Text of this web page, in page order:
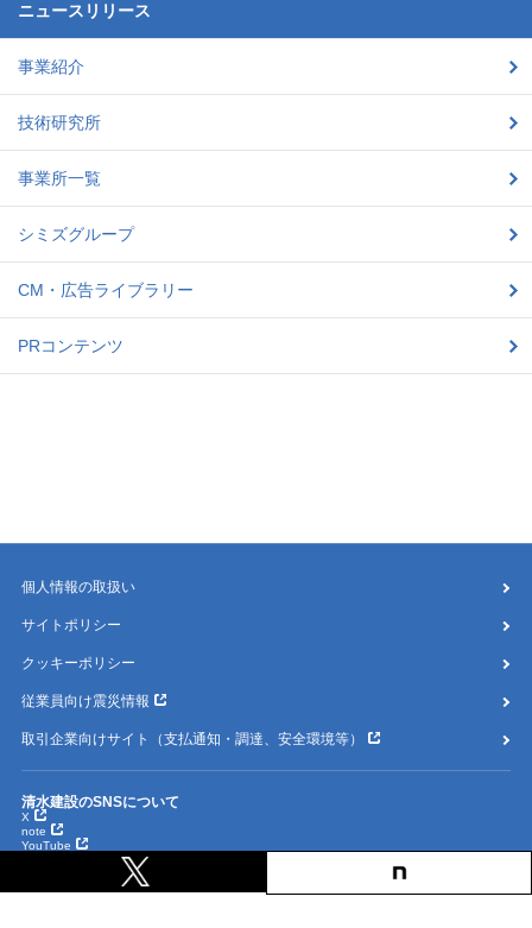
ニュースリリース
事業紹介
技術研究所
事業所一覧
シミズグループ
CM・広告ライブラリー
PRコンテンツ
個人情報の取扱い
サイトポリシー
クッキーポリシー
従業員向け震災情報
取引企業向けサイト（支払通知・調達、安全環境等）
清水建設のSNSについて
X
note
YouTube